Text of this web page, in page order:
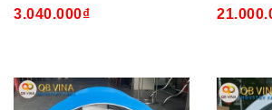
3.040.000₫